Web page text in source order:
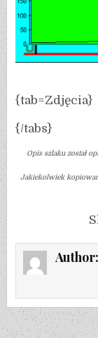
{tab=Zdjęcia}
{/tabs}
Opis szlaku został
Jakiekolwiek
Author: